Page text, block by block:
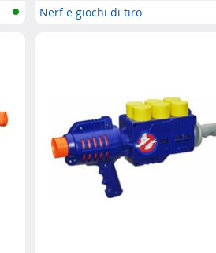
Nerf e giochi di tiro